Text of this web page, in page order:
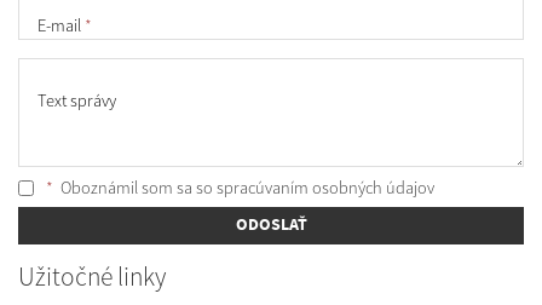
E-mail *
Text správy
* Oboznámil som sa so spracúvaním osobných údajov
ODOSLAŤ
Užitočné linky